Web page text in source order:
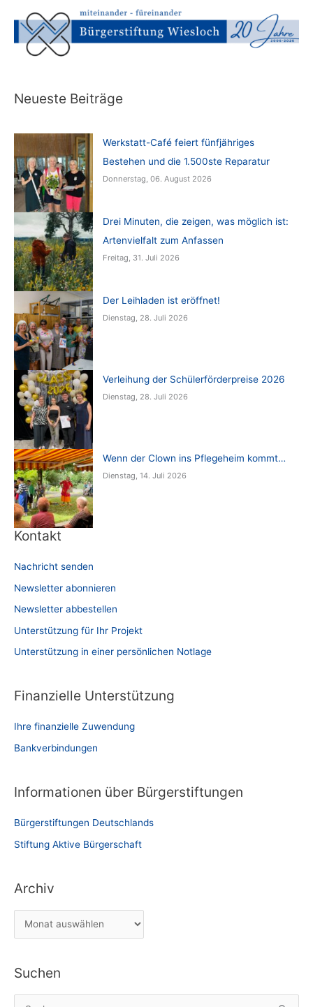
Neueste Beiträge
Werkstatt-Café feiert fünfjähriges
Bestehen und die 1.500ste Reparatur
Donnerstag, 06. August 2026
Drei Minuten, die zeigen, was möglich ist:
Artenvielfalt zum Anfassen
Freitag, 31. Juli 2026
Der Leihladen ist eröffnet!
Dienstag, 28. Juli 2026
Verleihung der Schülerförderpreise 2026
Dienstag, 28. Juli 2026
Wenn der Clown ins Pflegeheim kommt…
Dienstag, 14. Juli 2026
Kontakt
Nachricht senden
Newsletter abonnieren
Newsletter abbestellen
Unterstützung für Ihr Projekt
Unterstützung in einer persönlichen Notlage
Finanzielle Unterstützung
Ihre finanzielle Zuwendung
Bankverbindungen
Informationen über Bürgerstiftungen
Bürgerstiftungen Deutschlands
Stiftung Aktive Bürgerschaft
Archiv
r
h
i
Suchen